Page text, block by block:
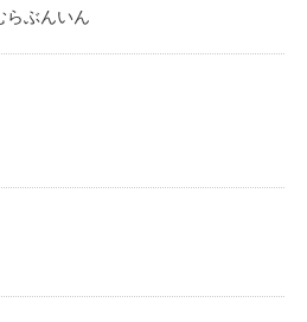
らぶんいん